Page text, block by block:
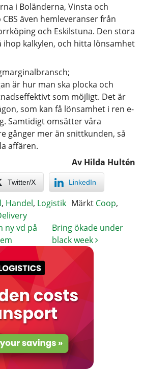
i Boländerna, Vinsta och
även hemleveranser från
och Eskilstuna. Den stora
kalkylen, och hitta lönsamhet
är hur man ska plocka och
som möjligt. Det är
som kan få lönsamhet i ren e-
Samtidigt omsätter våra
gånger mer än snittkunden, så
affären.
Av Hilda Hultén
Twitter/X LinkedIn
, Handel, Logistik Märkt Coop,
ny vd på
Bring ökade under
black week